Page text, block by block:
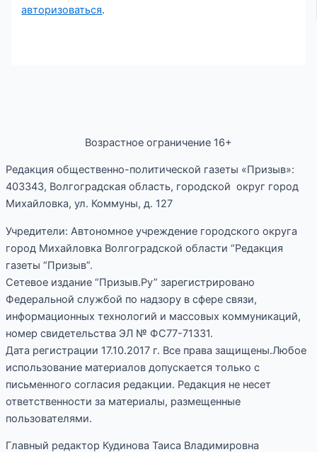
авторизоваться.
Возрастное ограничение 16+
Редакция общественно-политической газеты «Призыв»:
403343, Волгоградская область, городской округ город
Михайловка, ул. Коммуны, д. 127
Учредители: Автономное учреждение городского округа
город Михайловка Волгоградской области “Редакция
газеты “Призыв”.
Сетевое издание “Призыв.Ру” зарегистрировано
Федеральной службой по надзору в сфере связи,
информационных технологий и массовых коммуникаций,
номер свидетельства ЭЛ № ФС77-71331.
Дата регистрации 17.10.2017 г. Все права защищены.Любое
использование материалов допускается только с
письменного согласия редакции. Редакция не несет
ответственности за материалы, размещенные
пользователями.
Главный редактор Кудинова Таиса Владимировна